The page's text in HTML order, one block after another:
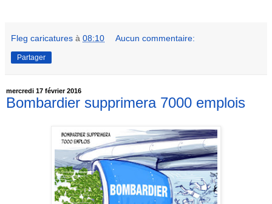
Fleg caricatures à 08:10 Aucun commentaire:
Partager
mercredi 17 février 2016
Bombardier supprimera 7000 emplois